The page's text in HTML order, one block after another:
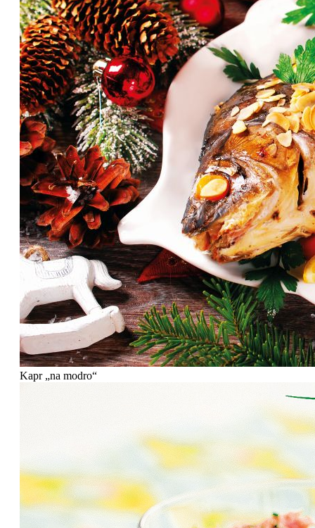
Kapr „na modro“